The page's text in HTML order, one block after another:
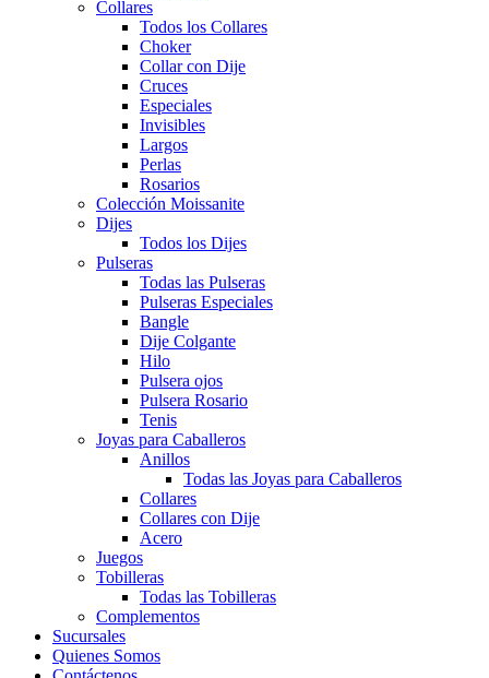
Collares
Todos los Collares
Choker
Collar con Dije
Cruces
Especiales
Invisibles
Largos
Perlas
Rosarios
Colección Moissanite
Dijes
Todos los Dijes
Pulseras
Todas las Pulseras
Pulseras Especiales
Bangle
Dije Colgante
Hilo
Pulsera ojos
Pulsera Rosario
Tenis
Joyas para Caballeros
Anillos
Todas las Joyas para Caballeros
Collares
Collares con Dije
Acero
Juegos
Tobilleras
Todas las Tobilleras
Complementos
Sucursales
Quienes Somos